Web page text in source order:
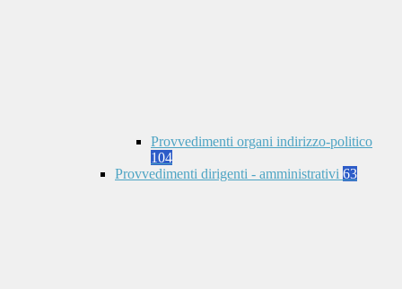
Provvedimenti organi indirizzo-politico
104
Provvedimenti dirigenti - amministrativi 63